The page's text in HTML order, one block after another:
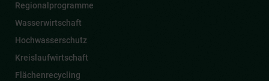
Regionalprogramme
Wasserwirtschaft
Hochwasserschutz
Kreislaufwirtschaft
Flächenrecycling